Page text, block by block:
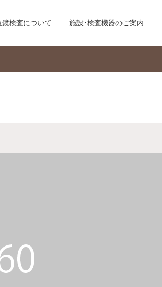
鏡検査について 施設･検査機器のご案内